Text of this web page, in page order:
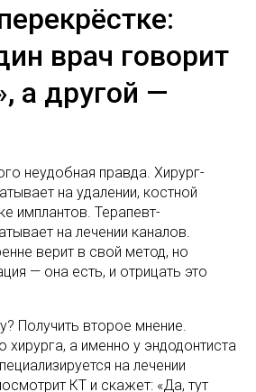
врач говорит
а другой —
неудобная правда. Хирург-
на удалении, костной
имплантов. Терапевт-
на лечении каналов.
верит в свой метод, но
— она есть, и отрицать это
Получить второе мнение.
хирурга, а именно у эндодонтиста
на лечении
КТ и скажет: «Да, тут